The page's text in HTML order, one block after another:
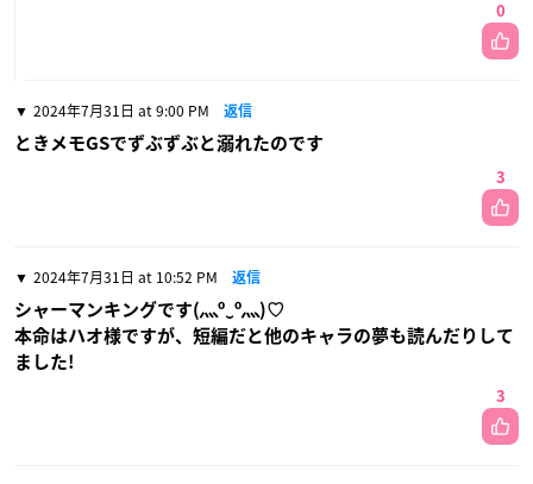
0
2024年7月31日 at 9:00 PM 返信
ときメモGSでずぶずぶと溺れたのです
3
2024年7月31日 at 10:52 PM 返信
シャーマンキングです(⁠灬⁠º⁠‿⁠º⁠灬⁠)⁠♡
本命はハオ様ですが、短編だと他のキャラの夢も読んだりして
ました!
3